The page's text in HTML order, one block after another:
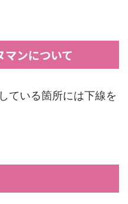
マンについて
ている箇所には下線を